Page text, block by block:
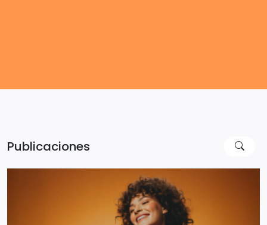
Publicaciones